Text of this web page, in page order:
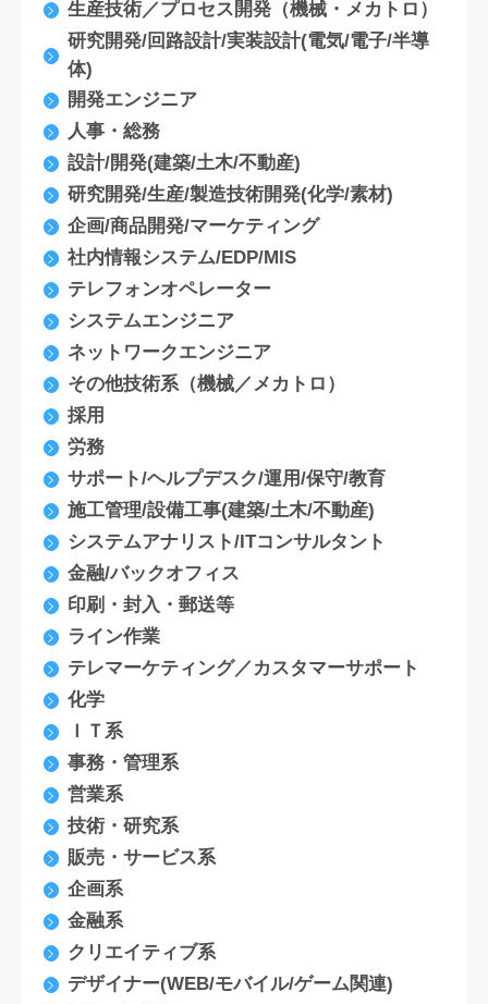
生産技術／プロセス開発（機械・メカトロ）
研究開発/回路設計/実装設計(電気/電子/半導
体)
開発エンジニア
人事・総務
設計/開発(建築/土木/不動産)
研究開発/生産/製造技術開発(化学/素材)
企画/商品開発/マーケティング
社内情報システム/EDP/MIS
テレフォンオペレーター
システムエンジニア
ネットワークエンジニア
その他技術系（機械／メカトロ）
採用
労務
サポート/ヘルプデスク/運用/保守/教育
施工管理/設備工事(建築/土木/不動産)
システムアナリスト/ITコンサルタント
金融/バックオフィス
印刷・封入・郵送等
ライン作業
テレマーケティング／カスタマーサポート
化学
ＩＴ系
事務・管理系
営業系
技術・研究系
販売・サービス系
企画系
金融系
クリエイティブ系
デザイナー(WEB/モバイル/ゲーム関連)